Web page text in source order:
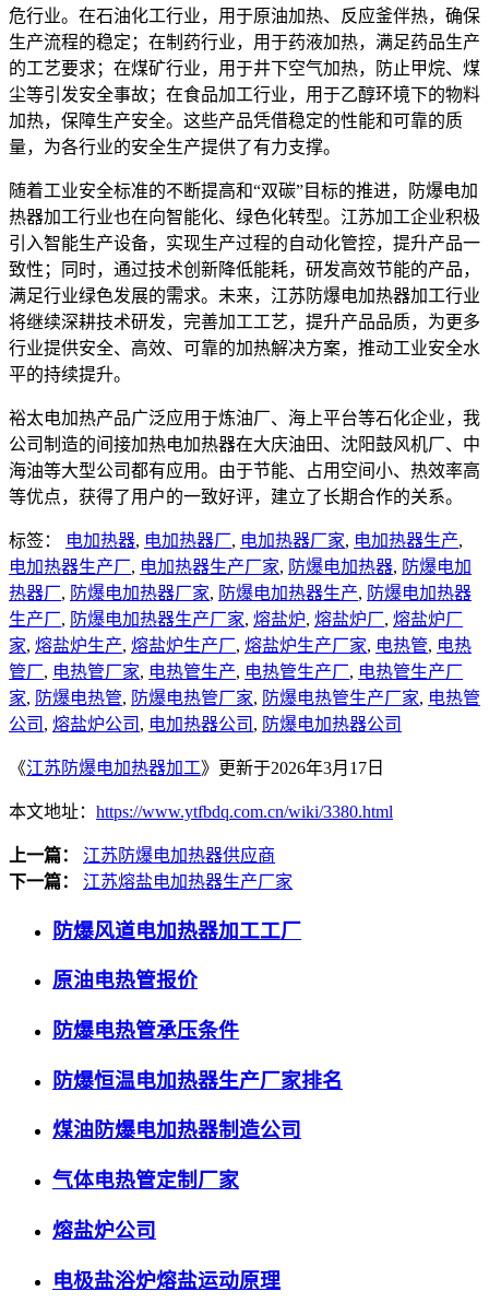
危行业。在石油化工行业，用于原油加热、反应釜伴热，确保
生产流程的稳定；在制药行业，用于药液加热，满足药品生产
的工艺要求；在煤矿行业，用于井下空气加热，防止甲烷、煤
尘等引发安全事故；在食品加工行业，用于乙醇环境下的物料
加热，保障生产安全。这些产品凭借稳定的性能和可靠的质
量，为各行业的安全生产提供了有力支撑。
随着工业安全标准的不断提高和“双碳”目标的推进，防爆电加
热器加工行业也在向智能化、绿色化转型。江苏加工企业积极
引入智能生产设备，实现生产过程的自动化管控，提升产品一
致性；同时，通过技术创新降低能耗，研发高效节能的产品，
满足行业绿色发展的需求。未来，江苏防爆电加热器加工行业
将继续深耕技术研发，完善加工工艺，提升产品品质，为更多
行业提供安全、高效、可靠的加热解决方案，推动工业安全水
平的持续提升。
裕太电加热产品广泛应用于炼油厂、海上平台等石化企业，我
公司制造的间接加热电加热器在大庆油田、沈阳鼓风机厂、中
海油等大型公司都有应用。由于节能、占用空间小、热效率高
等优点，获得了用户的一致好评，建立了长期合作的关系。
标签： 电加热器, 电加热器厂, 电加热器厂家, 电加热器生产,
电加热器生产厂, 电加热器生产厂家, 防爆电加热器, 防爆电加
热器厂, 防爆电加热器厂家, 防爆电加热器生产, 防爆电加热器
生产厂, 防爆电加热器生产厂家, 熔盐炉, 熔盐炉厂, 熔盐炉厂
家, 熔盐炉生产, 熔盐炉生产厂, 熔盐炉生产厂家, 电热管, 电热
管厂, 电热管厂家, 电热管生产, 电热管生产厂, 电热管生产厂
家, 防爆电热管, 防爆电热管厂家, 防爆电热管生产厂家, 电热管
公司 , 熔盐炉公司 , 电加热器公司 , 防爆电加热器公司
《江苏防爆电加热器加工》更新于2026年3月17日
本文地址： https://www.ytfbdq.com.cn/wiki/3380.html
上一篇：
江苏防爆电加热器供应商
下一篇：
江苏熔盐电加热器生产厂家
防爆风道电加热器加工工厂
原油电热管报价
防爆电热管承压条件
防爆恒温电加热器生产厂家排名
煤油防爆电加热器制造公司
气体电热管定制厂家
熔盐炉公司
电极盐浴炉熔盐运动原理